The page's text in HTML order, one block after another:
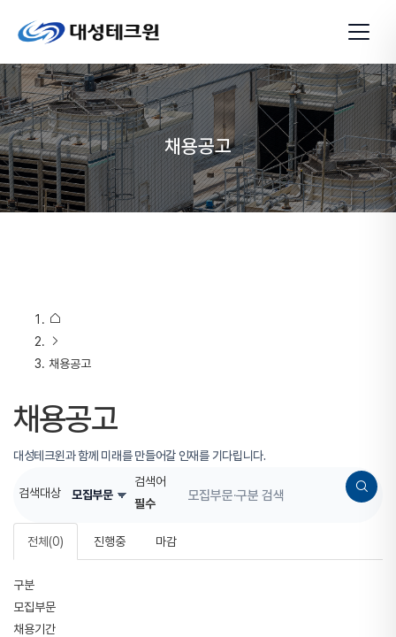
채용공고
채용공고
채용공고
대성테크윈과 함께 미래를 만들어갈 인재를 기다립니다.
검색대상
검색어
필수
전체(0) 진행중 마감
구분
모집부문
채용기간